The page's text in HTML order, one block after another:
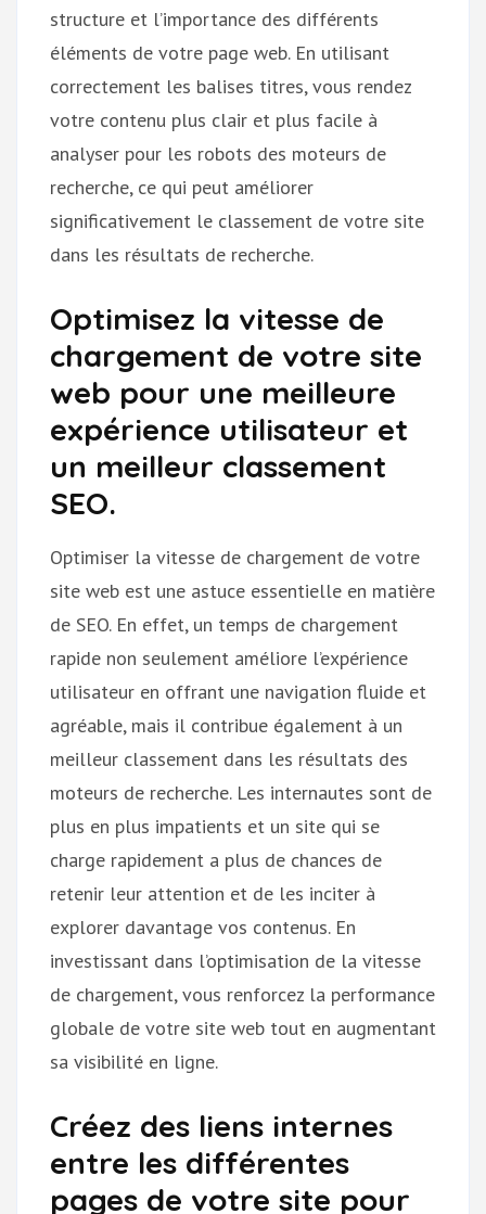
structure et l’importance des différents
éléments de votre page web. En utilisant
correctement les balises titres, vous rendez
votre contenu plus clair et plus facile à
analyser pour les robots des moteurs de
recherche, ce qui peut améliorer
significativement le classement de votre site
dans les résultats de recherche.
Optimisez la vitesse de
chargement de votre site
web pour une meilleure
expérience utilisateur et
un meilleur classement
SEO.
Optimiser la vitesse de chargement de votre
site web est une astuce essentielle en matière
de SEO. En effet, un temps de chargement
rapide non seulement améliore l’expérience
utilisateur en offrant une navigation fluide et
agréable, mais il contribue également à un
meilleur classement dans les résultats des
moteurs de recherche. Les internautes sont de
plus en plus impatients et un site qui se
charge rapidement a plus de chances de
retenir leur attention et de les inciter à
explorer davantage vos contenus. En
investissant dans l’optimisation de la vitesse
de chargement, vous renforcez la performance
globale de votre site web tout en augmentant
sa visibilité en ligne.
Créez des liens internes
entre les différentes
pages de votre site pour